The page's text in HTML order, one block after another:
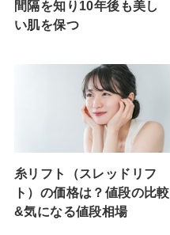
間隔を知り10年後も美し
い肌を保つ
糸リフト（スレッドリフ
ト）の価格は？値段の比較
&気になる値段相場